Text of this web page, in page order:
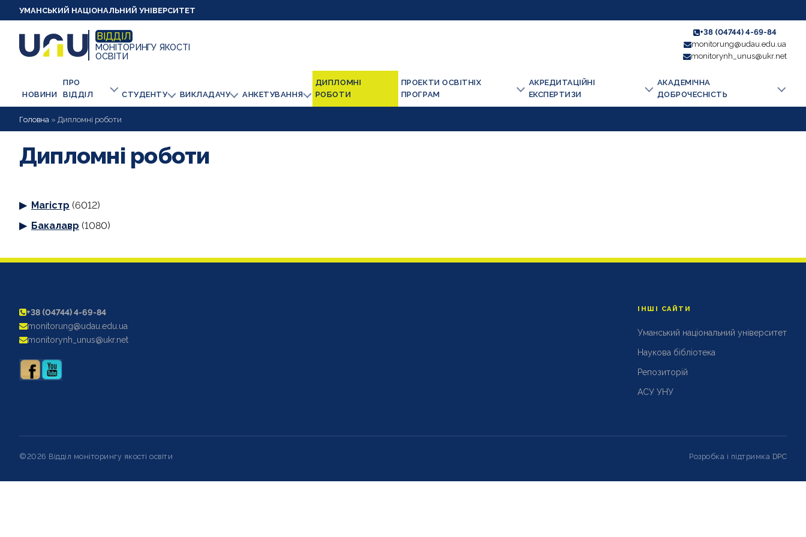
УМАНСЬКИЙ НАЦІОНАЛЬНИЙ УНІВЕРСИТЕТ
ВІДДІЛ
МОНІТОРИНГУ ЯКОСТІ
ОСВІТИ
+38 (04744) 4-69-84
monitorung@udau.edu.ua
monitorynh_unus@ukr.net
НОВИНИ
ПРО
ВІДДІЛ
СТУДЕНТУ ВИКЛАДАЧУ АНКЕТУВАННЯ
ДИПЛОМНІ
РОБОТИ
ПРОЕКТИ ОСВІТНІХ
ПРОГРАМ
АКРЕДИТАЦІЙНІ
ЕКСПЕРТИЗИ
АКАДЕМІЧНА
ДОБРОЧЕСНІСТЬ
Головна » Дипломні роботи
Дипломні роботи
Магістр (6012)
Бакалавр (1080)
+38 (04744) 4-69-84
monitorung@udau.edu.ua
monitorynh_unus@ukr.net
ІНШІ САЙТИ
Уманський національний університет
Наукова бібліотека
Репозиторій
АСУ УНУ
©2026 Відділ моніторингу якості освіти Розробка і підтримка DPC